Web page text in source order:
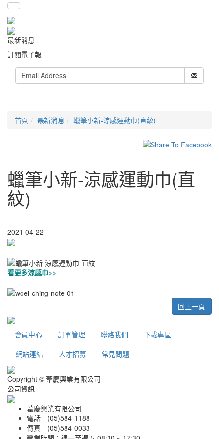
最新消息
訂閱電子報
首頁 最新消息 蠟筆小新-涼感運動巾(直紋)
蠟筆小新-涼感運動巾(直
紋)
2021-04-22
看更多涼感巾>>
回上一頁
會員中心 訂單管理 聯絡我們
下載專區
網站連結
人才招募 常見問題
Copyright © 葦慶興業有限公司
公司資訊
葦慶興業有限公司
電話：(05)584-1188
傳真：(05)584-0033